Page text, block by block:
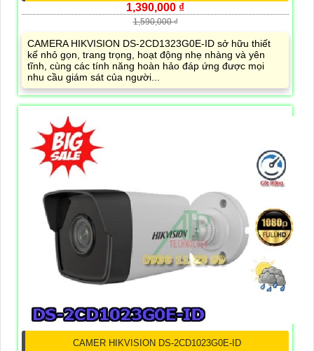
1,390,000 ₫
1,590,000 ₫
CAMERA HIKVISION DS-2CD1323G0E-ID sở hữu thiết
kế nhỏ gọn, trang trọng, hoạt động nhẹ nhàng và yên
tĩnh, cùng các tính năng hoàn hảo đáp ứng được mọi
nhu cầu giám sát của người...
CAMER HIKVISION DS-2CD1023G0E-ID